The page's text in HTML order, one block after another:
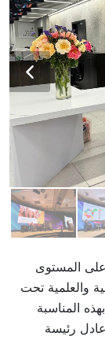
على المستوى
والعلمية تحت
المناسبة
رئيسة